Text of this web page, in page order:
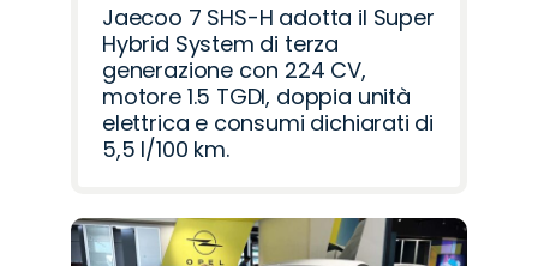
Jaecoo 7 SHS-H adotta il Super
Hybrid System di terza
generazione con 224 CV,
motore 1.5 TGDI, doppia unità
elettrica e consumi dichiarati di
5,5 l/100 km.